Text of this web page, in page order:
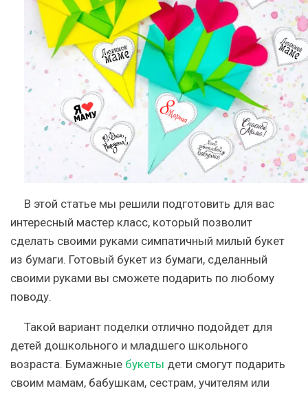
В этой статье мы решили подготовить для вас
интересный мастер класс, который позволит
сделать своими руками симпатичный милый букет
из бумаги. Готовый букет из бумаги, сделанный
своими руками вы сможете подарить по любому
поводу.
Такой вариант поделки отлично подойдет для
детей дошкольного и младшего школьного
возраста. Бумажные букеты дети смогут подарить
своим мамам, бабушкам, сестрам, учителям или